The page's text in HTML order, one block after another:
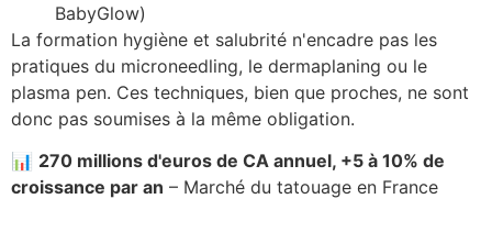
BabyGlow)
La formation hygiène et salubrité n'encadre pas les
pratiques du microneedling, le dermaplaning ou le
plasma pen. Ces techniques, bien que proches, ne sont
donc pas soumises à la même obligation.
📊 270 millions d'euros de CA annuel, +5 à 10% de
croissance par an – Marché du tatouage en France